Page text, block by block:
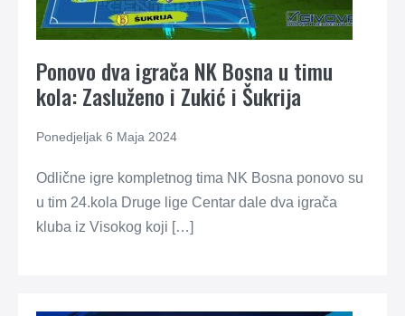
Ponovo dva igrača NK Bosna u timu
kola: Zasluženo i Zukić i Šukrija
Ponedjeljak 6 Maja 2024
Odlične igre kompletnog tima NK Bosna ponovo su
u tim 24.kola Druge lige Centar dale dva igrača
kluba iz Visokog koji […]